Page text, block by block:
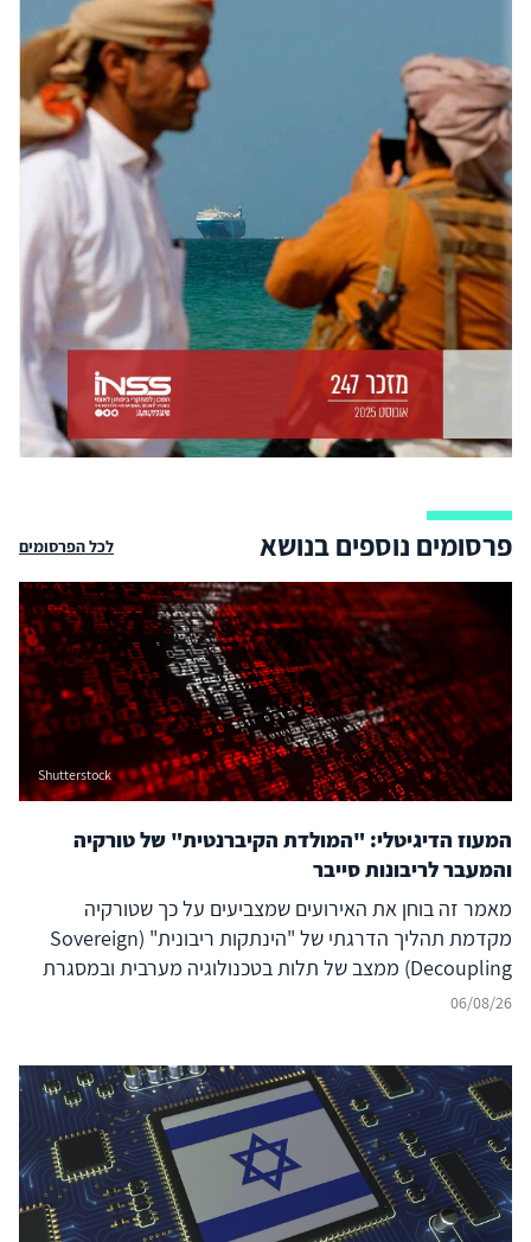
פרסומים נוספים בנושא לכל הפרסומים
Shutterstock
המעוז הדיגיטלי: "המולדת הקיברנטית" של טורקיה
והמעבר לריבונות סייבר
מאמר זה בוחן את האירועים שמצביעים על כך שטורקיה
מקדמת תהליך הדרגתי של "הינתקות ריבונית" (Sovereign
Decoupling) ממצב של תלות בטכנולוגיה מערבית ובמסגרת
ברית נאט"ו לעבר בניית יכולת סייבר עצמאית ולמעצמת סייבר
מעבר לגבולותיה. להשלכות על הביטחון האזורי – בפרט עבור
ישראל, יוון, קפריסין ויכולת הפעולה המשותפת
(Interoperability) של נאט"ו – נודעת משמעות רבה, המחייבת
בחינה אסטרטגית קפדנית.
06/08/26